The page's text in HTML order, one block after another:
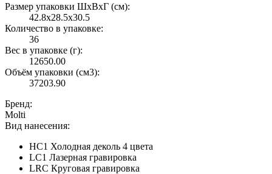
Размер упаковки ШxВxГ (см):
42.8x28.5x30.5
Количество в упаковке:
36
Вес в упаковке (г):
12650.00
Объём упаковки (см3):
37203.90
Бренд:
Molti
Вид нанесения:
HC1 Холодная деколь 4 цвета
LC1 Лазерная гравировка
LRC Круговая гравировка